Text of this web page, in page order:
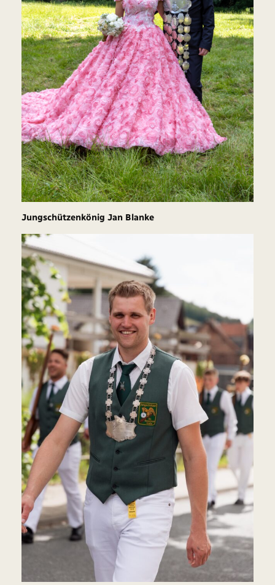
Jungschützenkönig Jan Blanke